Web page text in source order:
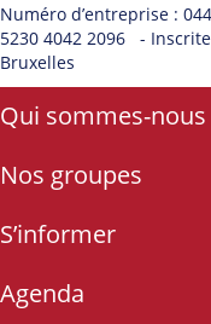
Numéro d’entreprise :
5230 4042 2096 -
Bruxelles
Qui sommes-nous
Nos groupes
S’informer
Agenda